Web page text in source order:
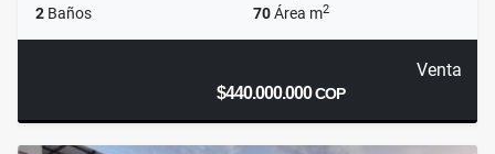
2 Baños 70Área m2
Venta
$440.000.000COP